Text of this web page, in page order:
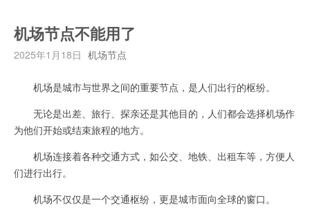
机场节点不能用了
2025年1月18日 机场节点
机场是城市与世界之间的重要节点，是人们出行的枢纷。
无论是出差、旅行、探亲还是其他目的，人们都会选择机场作
为他们开始或结束旅程的地方。
机场连接着各种交通方式，如公交、地铁、出租车等，方便人
们进行出行。
机场不仅仅是一个交通枢纷，更是城市面向全球的窗口。